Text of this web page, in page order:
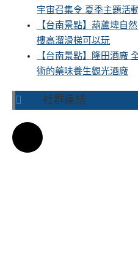
宇宙召集令 夏季主題活
【台南景點】葫蘆埤自
樓高溜滑梯可以玩
【台南景點】隆田酒廠
術的藥味養生觀光酒廠
社群連結